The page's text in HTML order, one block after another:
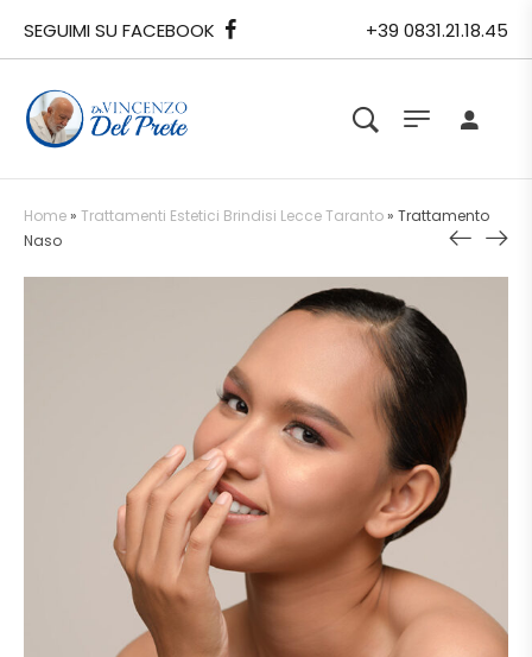
SEGUIMI SU FACEBOOK +39 0831.21.18.45
Home» Trattamenti Estetici Brindisi Lecce Taranto» Trattamento
Naso